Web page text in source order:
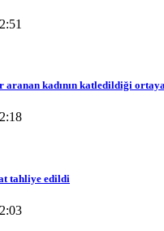
aranan kadının katledildiği ortaya
tahliye edildi